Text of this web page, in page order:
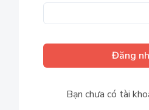
Đăng
Bạn chưa có tài